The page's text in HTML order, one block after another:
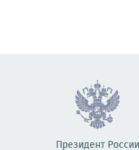
Президент России